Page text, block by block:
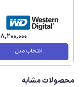
8,200,000
انتخاب مدل
محصولات مشابه